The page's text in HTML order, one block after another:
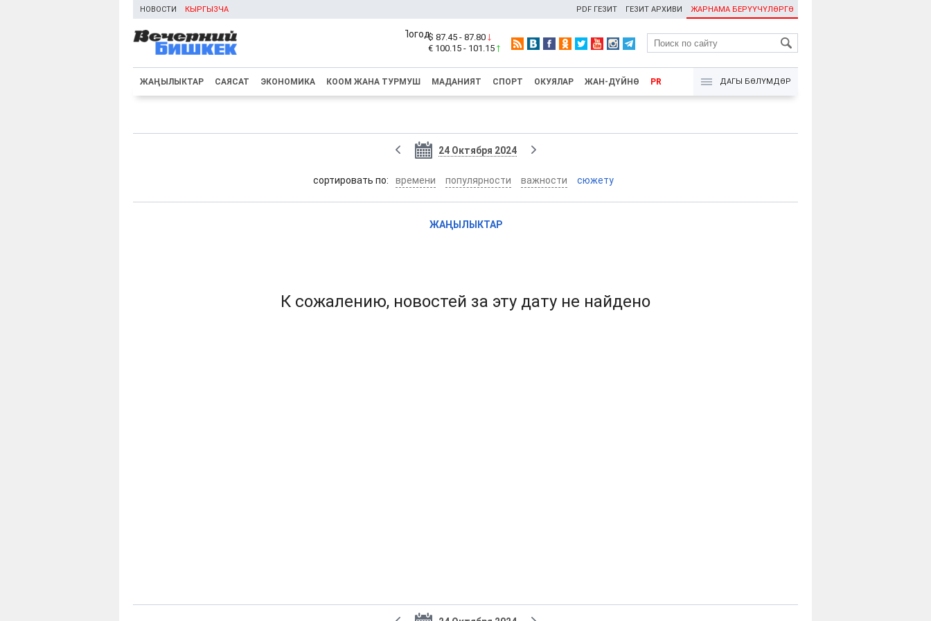
НОВОСТИ КЫРГЫЗЧА ЖАРНАМА БЕРҮҮЧҮЛӨРГӨ
ГЕЗИТ АРХИВИ
PDF ГЕЗИТ
RU
$ 87.45 - 87.80
€ 100.15 - 101.15
ЖАҢЫЛЫКТАР САЯСАТ ЭКОНОМИКА КООМ ЖАНА ТУРМУШ МАДАНИЯТ СПОРТ ОКУЯЛАР ЖАН-ДҮЙНӨ PR ДАГЫ БӨЛҮМДӨР
24 Октября 2024
cортировать по: времени популярности важности сюжету
ЖАҢЫЛЫКТАР
К сожалению, новостей за эту дату не найдено